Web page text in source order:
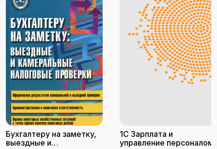
Бухгалтеру на заметку,
выездные и
1С Зарплата и
управление персоналом